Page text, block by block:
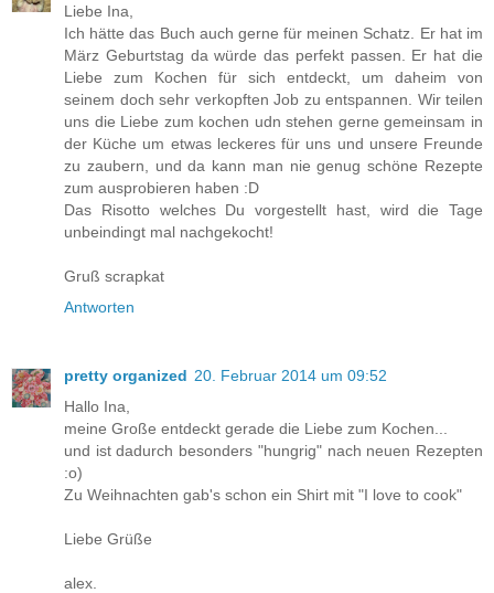
Liebe Ina,
Ich hätte das Buch auch gerne für meinen Schatz. Er hat im
März Geburtstag da würde das perfekt passen. Er hat die
Liebe zum Kochen für sich entdeckt, um daheim von
seinem doch sehr verkopften Job zu entspannen. Wir teilen
uns die Liebe zum kochen udn stehen gerne gemeinsam in
der Küche um etwas leckeres für uns und unsere Freunde
zu zaubern, und da kann man nie genug schöne Rezepte
zum ausprobieren haben :D
Das Risotto welches Du vorgestellt hast, wird die Tage
unbeindingt mal nachgekocht!
Gruß scrapkat
Antworten
pretty organized 20. Februar 2014 um 09:52
Hallo Ina,
meine Große entdeckt gerade die Liebe zum Kochen...
und ist dadurch besonders "hungrig" nach neuen Rezepten
:o)
Zu Weihnachten gab's schon ein Shirt mit "I love to cook"
Liebe Grüße
alex.